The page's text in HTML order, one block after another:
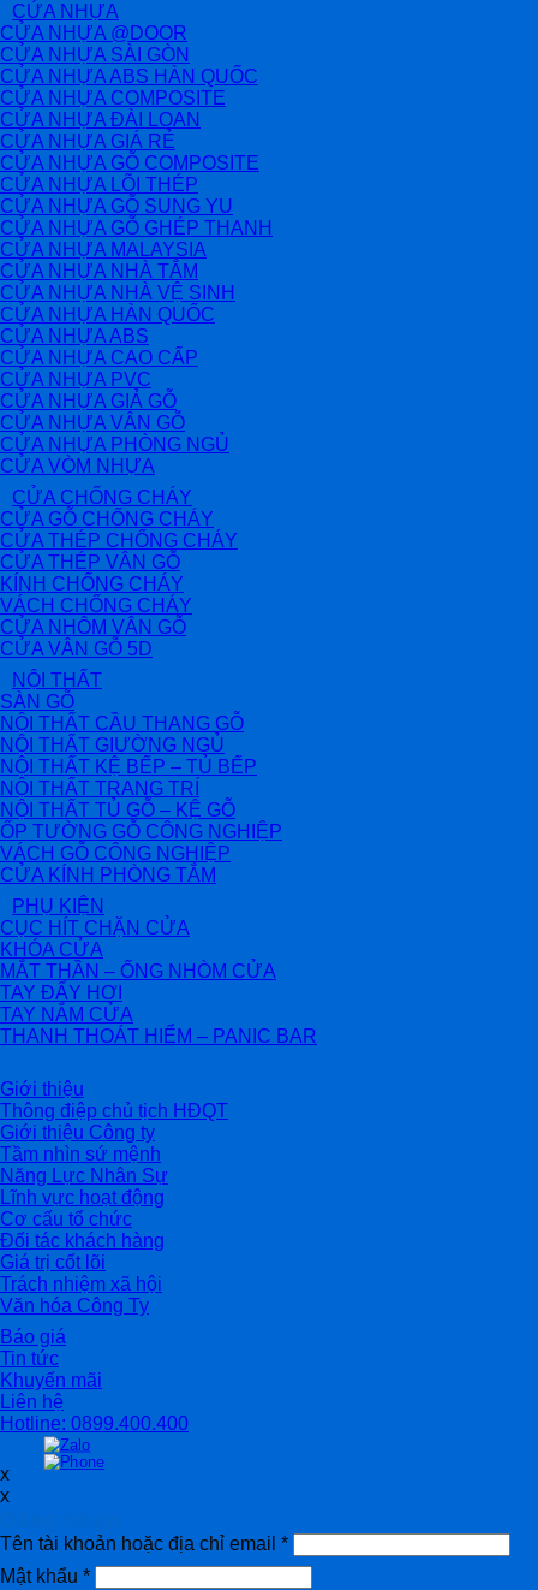
CỬA NHỰA
CỬA NHỰA @DOOR
CỬA NHỰA SÀI GÒN
CỬA NHỰA ABS HÀN QUỐC
CỬA NHỰA COMPOSITE
CỬA NHỰA ĐÀI LOAN
CỬA NHỰA GIÁ RẺ
CỬA NHỰA GỖ COMPOSITE
CỬA NHỰA LÕI THÉP
CỬA NHỰA GỖ SUNG YU
CỬA NHỰA GỖ GHÉP THANH
CỬA NHỰA MALAYSIA
CỬA NHỰA NHÀ TẮM
CỬA NHỰA NHÀ VỆ SINH
CỬA NHỰA HÀN QUỐC
CỬA NHỰA ABS
CỬA NHỰA CAO CẤP
CỬA NHỰA PVC
CỬA NHỰA GIẢ GỖ
CỬA NHỰA VÂN GỖ
CỬA NHỰA PHÒNG NGỦ
CỬA VÒM NHỰA
CỬA CHỐNG CHÁY
CỬA GỖ CHỐNG CHÁY
CỬA THÉP CHỐNG CHÁY
CỬA THÉP VÂN GỖ
KÍNH CHỐNG CHÁY
VÁCH CHỐNG CHÁY
CỬA NHÔM VÂN GỖ
CỬA VÂN GỖ 5D
NỘI THẤT
SÀN GỖ
NỘI THẤT CẦU THANG GỖ
NỘI THẤT GIƯỜNG NGỦ
NỘI THẤT KỆ BẾP – TỦ BẾP
NỘI THẤT TRANG TRÍ
NỘI THẤT TỦ GỖ – KỆ GỖ
ỐP TƯỜNG GỖ CÔNG NGHIỆP
VÁCH GỖ CÔNG NGHIỆP
CỬA KÍNH PHÒNG TẮM
PHỤ KIỆN
CỤC HÍT CHẶN CỬA
KHÓA CỬA
MẮT THẦN – ỐNG NHÒM CỬA
TAY ĐẨY HƠI
TAY NẮM CỬA
THANH THOÁT HIỂM – PANIC BAR
Giới thiệu
Thông điệp chủ tịch HĐQT
Giới thiệu Công ty
Tầm nhìn sứ mệnh
Năng Lực Nhân Sự
Lĩnh vực hoạt động
Cơ cấu tổ chức
Đối tác khách hàng
Giá trị cốt lõi
Trách nhiệm xã hội
Văn hóa Công Ty
Báo giá
Tin tức
Khuyến mãi
Liên hệ
Hotline: 0899.400.400
x
x
Tên tài khoản hoặc địa chỉ email *
Mật khẩu *